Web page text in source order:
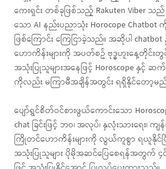
ကေးရှင်း တစ်ခုဖြစ်သည့် Rakuten Viber
သော AI နည်းပညာသုံး Horocope
ဖြစ်ကြောင်း ကြေငြာခဲ့သည်။ အဆိုပါ
ဟောကိန်းများကို အပတ်စဥ် ဗုဒ္ဓဟူးနေ့တိုင်း
အသုံးပြုသူများအနေဖြင့် Horoscope နှင့်
ကိုလည်း မကြာမီအချိန်အတွင်း ရရှိနိုင်တော့မ
ပျော်ရွှင်စိတ်ဝင်စားဖွယ်ကောင်းသော
chat ခြင်းဖြင့် ဘဝ၊ အလုပ်၊ နှလုံးသားရေး၊
ကြိုတင်ဟောကိန်းများကို လွယ်ကူစွာ ရယူနိုင်ပြီ
အသုံးပြုသူများ ပိုမိုအဆင်ပြေစေရန်အတွက် ၄င်